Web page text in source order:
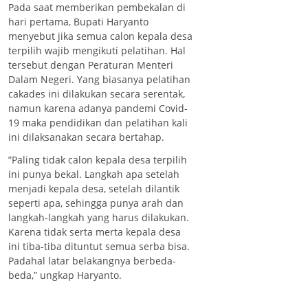
Pada saat memberikan pembekalan di
hari pertama, Bupati Haryanto
menyebut jika semua calon kepala desa
terpilih wajib mengikuti pelatihan. Hal
tersebut dengan Peraturan Menteri
Dalam Negeri. Yang biasanya pelatihan
cakades ini dilakukan secara serentak,
namun karena adanya pandemi Covid-
19 maka pendidikan dan pelatihan kali
ini dilaksanakan secara bertahap.
”Paling tidak calon kepala desa terpilih
ini punya bekal. Langkah apa setelah
menjadi kepala desa, setelah dilantik
seperti apa, sehingga punya arah dan
langkah-langkah yang harus dilakukan.
Karena tidak serta merta kepala desa
ini tiba-tiba dituntut semua serba bisa.
Padahal latar belakangnya berbeda-
beda,” ungkap Haryanto.